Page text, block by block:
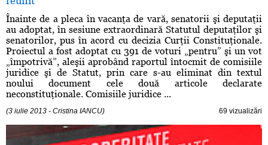
Înainte de a pleca în vacanţa de vară, senatorii şi deputaţii
au adoptat, în sesiune extraordinară Statutul deputaţilor şi
senatorilor, pus în acord cu decizia Curţii Constituţionale.
Proiectul a fost adoptat cu 391 de voturi „pentru” şi un vot
„împotrivă”, aleşii aprobând raportul întocmit de comisiile
juridice şi de Statut, prin care s-au eliminat din textul
noului document cele două articole declarate
neconstituţionale. Comisiile juridice ...
(3 iulie 2013 - Cristina IANCU) 69 vizualizări